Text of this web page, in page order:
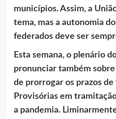
municípios. Assim, a
tema, mas a autonomia
federados deve ser
Esta semana, o plenário
pronunciar também
de prorrogar os prazos
Provisórias em
a pandemia.